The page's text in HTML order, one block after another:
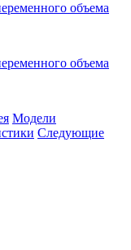
объема
объема
Модели
Следующие